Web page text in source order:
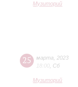
Музиторий
25 марта
2023
18:00 Сб
Музиторий